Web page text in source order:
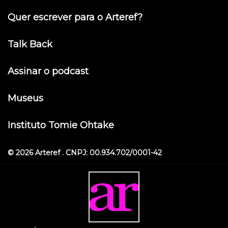
Quer escrever para o Arteref?
Talk Back
Assinar o podcast
Museus
Instituto Tomie Ohtake
© 2026 Arteref . CNPJ: 00.934.702/0001-42